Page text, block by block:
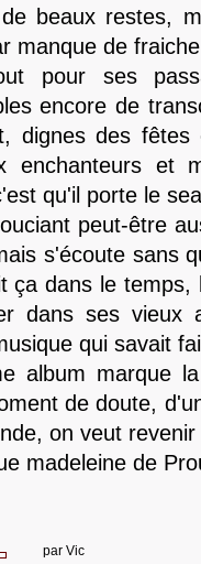
beaux restes,
manque de
pour ses
encore de
dignes des
enchanteurs et
qu'il porte le
peut-être
s'écoute sans
ça dans le
dans ses vieux
qui savait
album marque
de doute,
on veut
madeleine de
par Vic